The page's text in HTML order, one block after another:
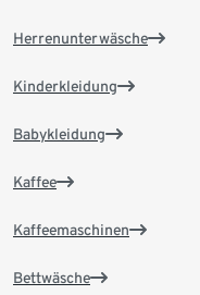
Herrenunterwäsche
Kinderkleidung
Babykleidung
Kaffee
Kaffeemaschinen
Bettwäsche